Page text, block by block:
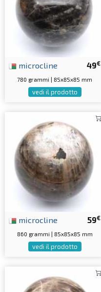
49€
microcline
780 grammi | 85x85x85 mm
vedi il prodotto
59€
microcline
860 grammi | 85x85x85 mm
vedi il prodotto